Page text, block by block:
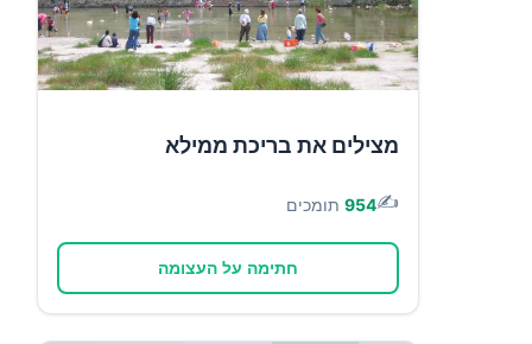
מצילים את בריכת ממילא
✍️
954 תומכים
חתימה על העצומה